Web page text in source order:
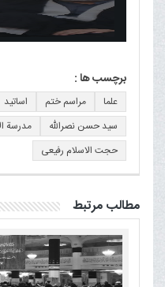
برچسب ها :
علما مراسم ختم اساتید
سید حسن نصرالله
مدرسة
حجت الاسلام رفیعی
مطالب مرتبط